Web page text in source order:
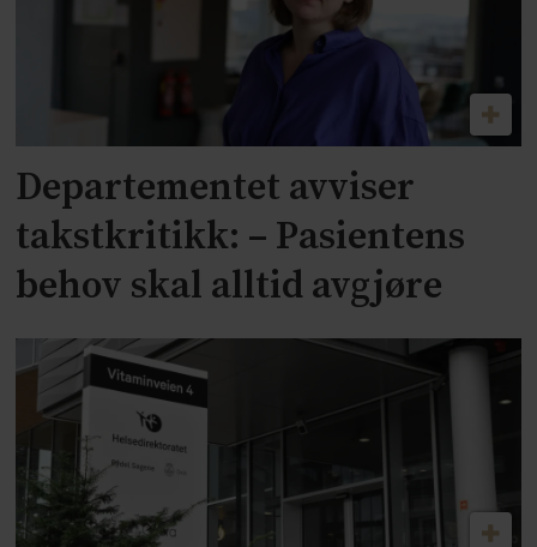
Departementet avviser
takstkritikk: – Pasientens
behov skal alltid avgjøre